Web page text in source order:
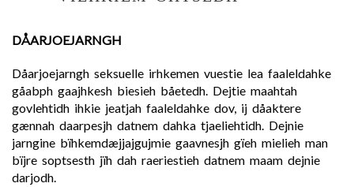
DÅARJOEJARNGH
Dåarjoejarngh seksuelle irhkemen vuestie lea faaleldahke
gåabph gaajhkesh biesieh båetedh. Dejtie maahtah
govlehtidh ihkie jeatjah faaleldahke dov, ij dåaktere
gænnah daarpesjh datnem dahka tjaeliehtidh. Dejnie
jarngine bïhkemdæjjajgujmie gaavnesjh gïeh mielieh man
bïjre soptsesth jïh dah raeriestieh datnem maam dejnie
darjodh.